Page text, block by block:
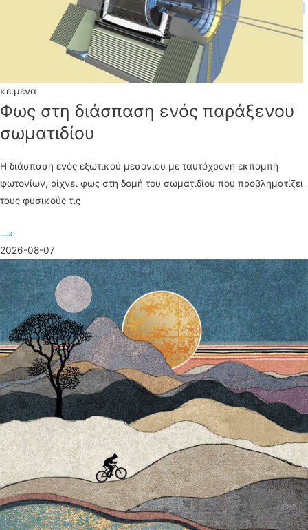
κειμενα
Φως στη διάσπαση ενός παράξενου
σωματιδίου
Η διάσπαση ενός εξωτικού μεσονίου με ταυτόχρονη εκπομπή
φωτονίων, ρίχνει φως στη δομή του σωματιδίου που προβληματίζει
τους φυσικούς τις
...»
2026-08-07